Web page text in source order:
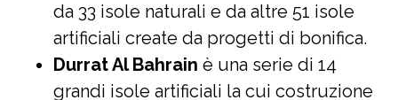
da 33 isole naturali e da altre 51 isole
artificiali create da progetti di bonifica.
Durrat Al Bahrain è una serie di 14
grandi isole artificiali la cui costruzione